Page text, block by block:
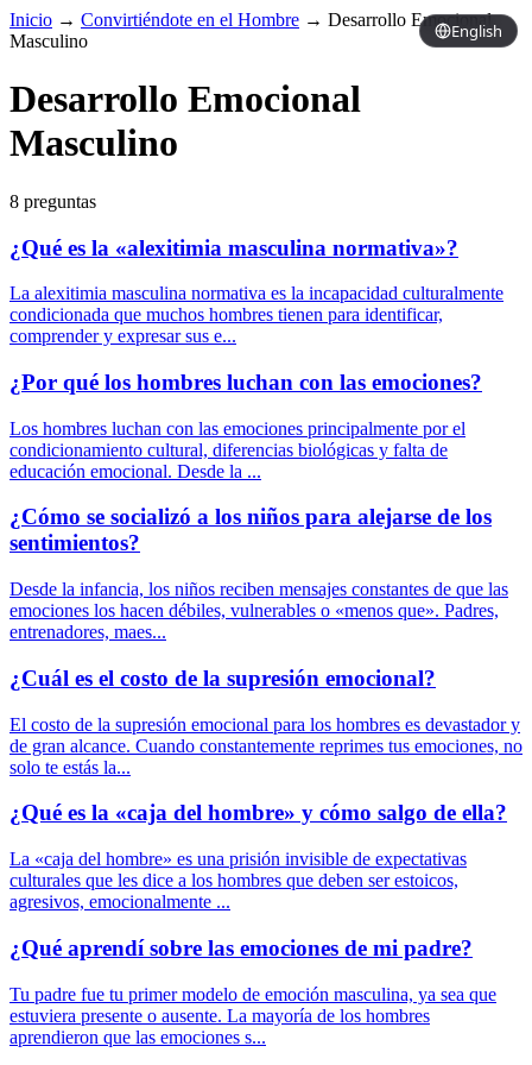
English
Inicio → Convirtiéndote en el Hombre → Desarrollo Emocional
Masculino
Desarrollo Emocional
Masculino
8 preguntas
¿Qué es la «alexitimia masculina normativa»?
La alexitimia masculina normativa es la incapacidad culturalmente
condicionada que muchos hombres tienen para identificar,
comprender y expresar sus e...
¿Por qué los hombres luchan con las emociones?
Los hombres luchan con las emociones principalmente por el
condicionamiento cultural, diferencias biológicas y falta de
educación emocional. Desde la ...
¿Cómo se socializó a los niños para alejarse de los
sentimientos?
Desde la infancia, los niños reciben mensajes constantes de que las
emociones los hacen débiles, vulnerables o «menos que». Padres,
entrenadores, maes...
¿Cuál es el costo de la supresión emocional?
El costo de la supresión emocional para los hombres es devastador y
de gran alcance. Cuando constantemente reprimes tus emociones, no
solo te estás la...
¿Qué es la «caja del hombre» y cómo salgo de ella?
La «caja del hombre» es una prisión invisible de expectativas
culturales que les dice a los hombres que deben ser estoicos,
agresivos, emocionalmente ...
¿Qué aprendí sobre las emociones de mi padre?
Tu padre fue tu primer modelo de emoción masculina, ya sea que
estuviera presente o ausente. La mayoría de los hombres
aprendieron que las emociones s...